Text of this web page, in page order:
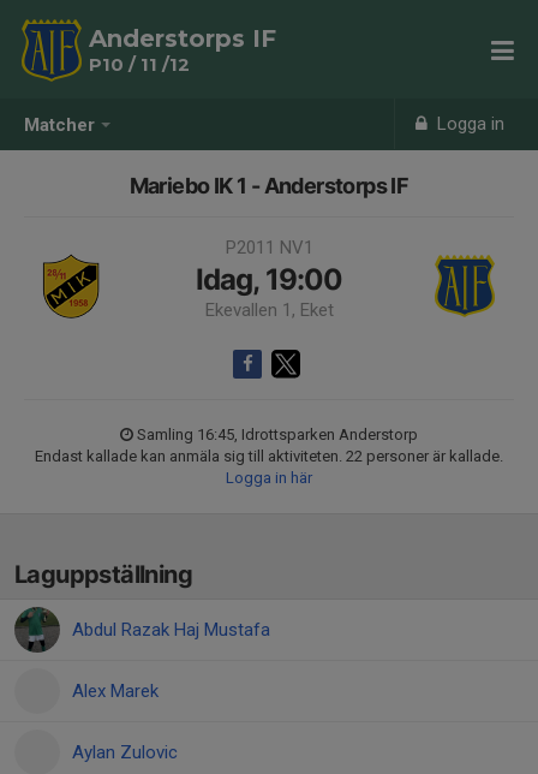
Matcher Logga in
Anderstorps IF
P10 / 11 /12
Mariebo IK 1 - Anderstorps IF
P2011 NV1
Idag, 19:00
Ekevallen 1, Eket
Samling 16:45, Idrottsparken Anderstorp
Endast kallade kan anmäla sig till aktiviteten. 22 personer är kallade.
Logga in här
Laguppställning
Abdul Razak Haj Mustafa
Alex Marek
Aylan Zulovic